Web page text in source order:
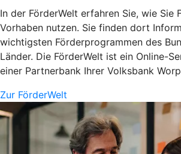
In der FörderWelt erfahren Sie, wie Sie
Vorhaben nutzen. Sie finden dort
wichtigsten Förderprogrammen des
Länder. Die FörderWelt ist ein Online-
einer Partnerbank Ihrer Volksbank
Zur FörderWelt